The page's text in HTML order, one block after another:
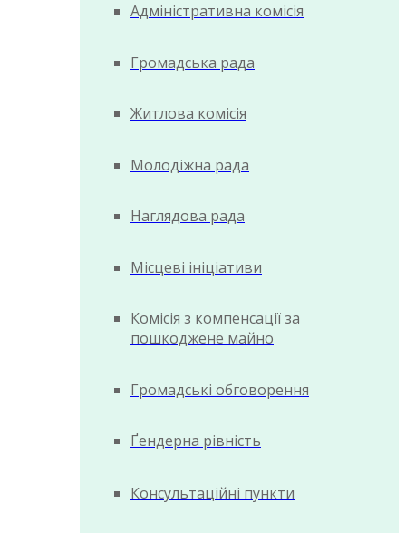
Адміністративна комісія
Громадська рада
Житлова комісія
Молодіжна рада
Наглядова рада
Місцеві ініціативи
Комісія з компенсації за
пошкоджене майно
Громадські обговорення
Ґендерна рівність
Консультаційні пункти